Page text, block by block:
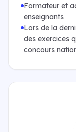
Formateur et
enseignants
Lors de la
des exercices
concours